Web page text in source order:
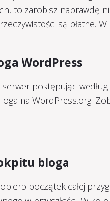
to zarobisz naprawdę
są płatne.
WordPress
postępując według
na WordPress.org.
bloga
początek całej